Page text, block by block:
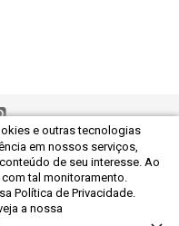
e outras tecnologias
em nossos serviços,
de seu interesse. Ao
tal monitoramento.
Política de Privacidade.
a nossa
Global
0001-60